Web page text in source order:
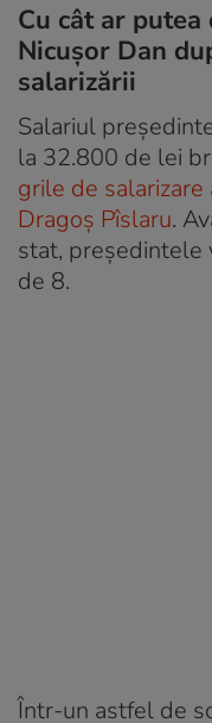
Cu cât ar
Nicușor Dan
salarizării
Salariul
la 32.800 de lei
grile de
Dragoș Pîslaru.
stat, președintele
de 8.
Într-un astfel de